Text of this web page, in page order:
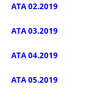
ATA 02.2019
ATA 03.2019
ATA 04.2019
ATA 05.2019